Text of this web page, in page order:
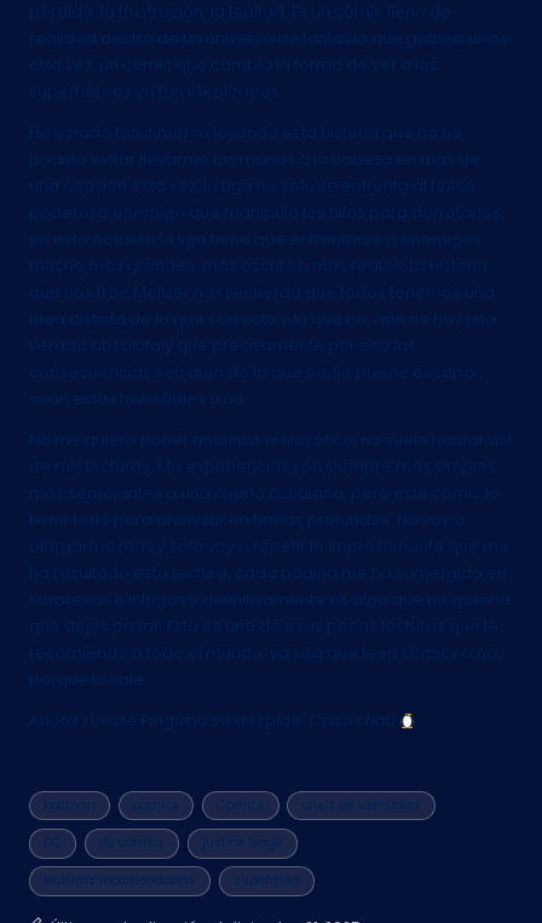
pérdida, la frustración, la lealtad. Es un cómic lleno de
realidad dentro de un universo de fantasía que golpea una y
otra vez, un cómic que cambia la forma de ver a los
superhéroes ya tan idealizados.
He estado tan inmerso leyendo esta historia que no he
podido evitar llevarme las manos a la cabeza en más de
una ocasión. Esta vez, la Liga no solo se enfrenta al típico
poderoso enemigo que manipula los hilos para derrotarlos,
en esta ocasión la liga tiene que enfrentarse a enemigos
mucho más grandes, más oscuros, más reales. La historia
que nos trae Meltzer nos recuerda que todos tenemos una
idea distinta de lo que correcto y lo que no, que no hay una
verdad absoluta y que precisamente por eso las
consecuencias son algo de lo que nadie puede escapar,
sean estas favorables o no.
No me quiero poner analítico ni filosófico, no suelo hablar así
de mis lecturas. Mis experiencias son siempre más simples
más semejantes a una charla cotidiana, pero este cómic lo
tiene todo para ahondar en temas profundos. No voy a
alargarme más y solo voy a repetir lo impresionante que me
ha resultado esta lectura, cada página me ha sumergido en
sorpresas e intrigas y definitivamente es algo que no querría
que dejes pasar. Esta es una de esas pocas lecturas que le
recomiendo a todo el mundo, ya sea que leen cómics o no,
porque lo vale.
Ahora sí, este Pingüino se despide.
Etiquetas:
batman comics Cómics crisis de identidad
DC dc comics justice leage
lecturas recomendadas superman